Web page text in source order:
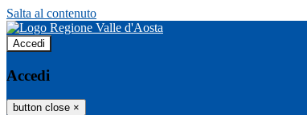
Salta al contenuto
Accedi
Accedi
button close ×